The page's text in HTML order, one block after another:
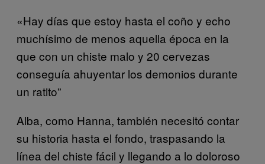
«Hay días que estoy hasta el coño y echo
muchísimo de menos aquella época en la
que con un chiste malo y 20 cervezas
conseguía ahuyentar los demonios durante
un ratito”
Alba, como Hanna, también necesitó contar
su historia hasta el fondo, traspasando la
línea del chiste fácil y llegando a lo doloroso